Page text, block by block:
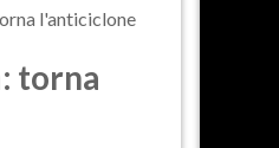
l'anticiclone
torna